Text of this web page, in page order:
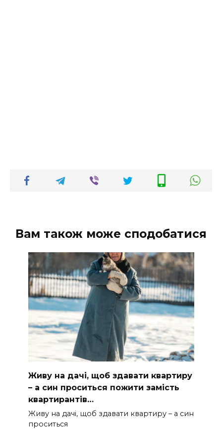
Вам також може сподобатися
Живу на дачі, щоб здавати квартиру
– а син проситься пожити замість
квартирантів…
Живу на дачі, щоб здавати квартиру – а син
проситься